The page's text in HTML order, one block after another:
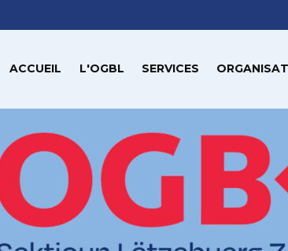
ACCUEIL L'OGBL SERVICES